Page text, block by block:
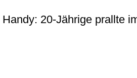
20-Jährige prallte